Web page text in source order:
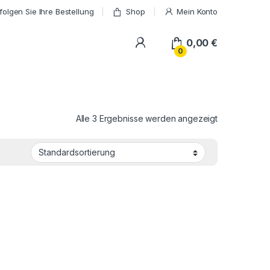
Sie Ihre Bestellung Shop Mein Konto
My Account
0
0,00€
Alle 3 Ergebnisse werden angezeigt